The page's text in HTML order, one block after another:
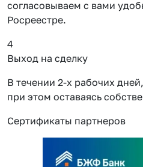
согласовываем с вами
Росреестре.
4
Выход на сделку
В течении 2-х рабочих
при этом оставаясь
Сертификаты партнеров